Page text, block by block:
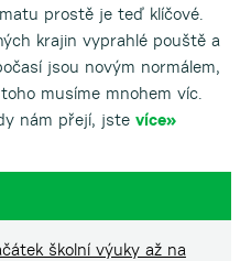
prostě je teď klíčové.
krajin vyprahlé pouště a
jsou novým normálem,
musíme mnohem víc.
nám přejí, jste více»
školní výuky až na